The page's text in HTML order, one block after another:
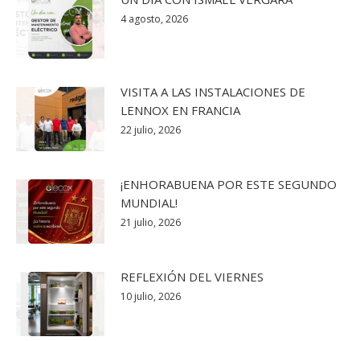
4 agosto, 2026
VISITA A LAS INSTALACIONES DE
LENNOX EN FRANCIA
22 julio, 2026
¡ENHORABUENA POR ESTE SEGUNDO
MUNDIAL!
21 julio, 2026
REFLEXIÓN DEL VIERNES
10 julio, 2026